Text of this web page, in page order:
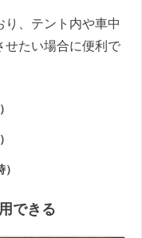
、テント内や車中
せたい場合に便利で
できる